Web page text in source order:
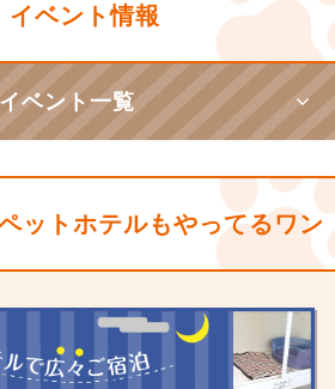
イベント情報
イベント一覧
ットホテルもやってるワン